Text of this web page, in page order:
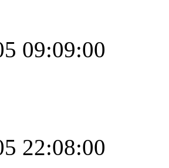
09:09:00
22:08:00